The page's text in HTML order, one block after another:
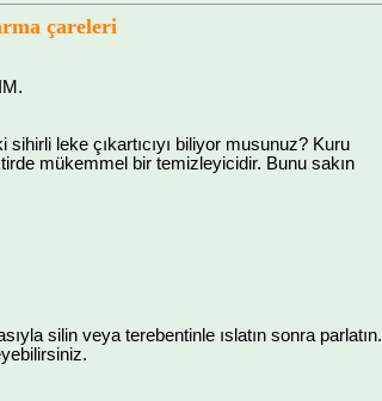
çareleri
leke çıkartıcıyı biliyor musunuz? Kuru
mükemmel bir temizleyicidir. Bunu sakın
silin veya terebentinle ıslatın sonra parlatın.